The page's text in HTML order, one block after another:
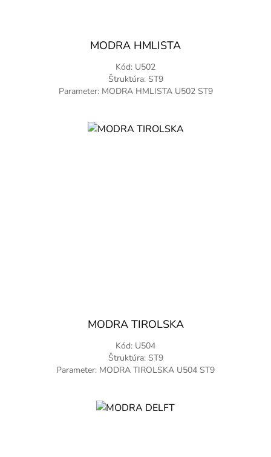
MODRA HMLISTA
Kód: U502
Štruktúra: ST9
Parameter: MODRA HMLISTA U502 ST9
MODRA TIROLSKA
Kód: U504
Štruktúra: ST9
Parameter: MODRA TIROLSKA U504 ST9